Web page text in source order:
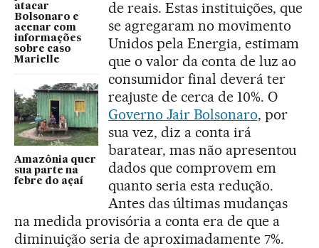
atacar
Bolsonaro e
acenar com
informações
sobre caso
Marielle
Amazônia quer
sua parte na
febre do açaí
de reais. Estas instituições, que
se agregaram no movimento
Unidos pela Energia, estimam
que o valor da conta de luz ao
consumidor final deverá ter
reajuste de cerca de 10%. O
Governo Jair Bolsonaro, por
sua vez, diz a conta irá
baratear, mas não apresentou
dados que comprovem em
quanto seria esta redução.
Antes das últimas mudanças
na medida provisória a conta era de que a
diminuição seria de aproximadamente 7%.